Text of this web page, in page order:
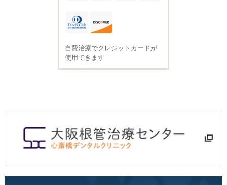
自費治療でクレジットカードが
使用できます